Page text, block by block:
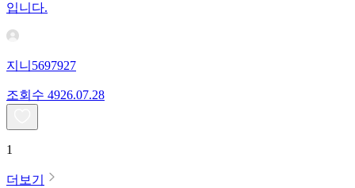
입니다.
지니5697927
조회수 4926.07.28
1
더보기